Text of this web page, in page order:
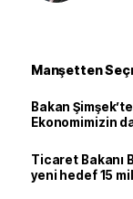
Manşetten
Bakan
Ekonomimizin
Ticaret Bakanı
yeni hedef 15